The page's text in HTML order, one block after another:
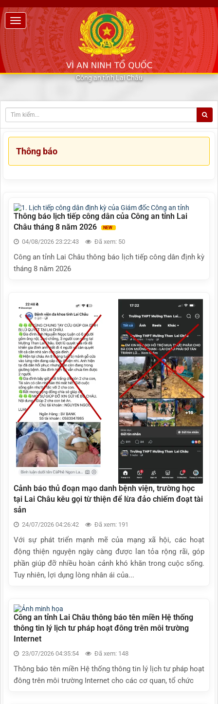
Công an tỉnh Lai Châu
Thông báo
Thông báo lịch tiếp công dân của Công an tỉnh Lai
Châu tháng 8 năm 2026
04/08/2026 23:22:43 Đã xem: 50
Công an tỉnh Lai Châu thông báo lịch tiếp công dân định kỳ
tháng 8 năm 2026
Cảnh báo thủ đoạn mạo danh bệnh viện, trường học
tại Lai Châu kêu gọi từ thiện để lừa đảo chiếm đoạt tài
sản
24/07/2026 04:26:42 Đã xem: 191
Với sự phát triển mạnh mẽ của mạng xã hội, các hoạt
động thiện nguyện ngày càng được lan tỏa rộng rãi, góp
phần giúp đỡ nhiều hoàn cảnh khó khăn trong cuộc sống.
Tuy nhiên, lợi dụng lòng nhân ái của...
Công an tỉnh Lai Châu thông báo tên miền Hệ thống
thông tin lý lịch tư pháp hoạt đông trên môi trường
Internet
23/07/2026 04:35:54 Đã xem: 148
Thông báo tên miền Hệ thống thông tin lý lịch tư pháp hoạt
đông trên môi trường Internet cho các cơ quan, tổ chức